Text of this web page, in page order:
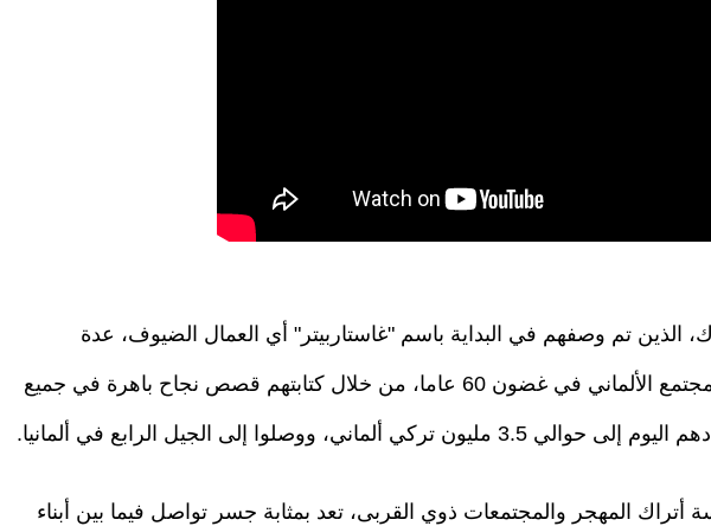
الذين تم وصفهم في البداية باسم "غاستاربيتر" أي العمال الضيوف، عدة
إسهامات مهمة في بناء المجتمع الألماني في غضون 60 عاما، من خلال كتابتهم قصص نجاح باهرة في جميع
ووصلوا إلى الجيل الرابع في ألمانيا.
أتراك المهجر والمجتمعات ذوي القربى، تعد بمثابة جسر تواصل فيما بين أبناء